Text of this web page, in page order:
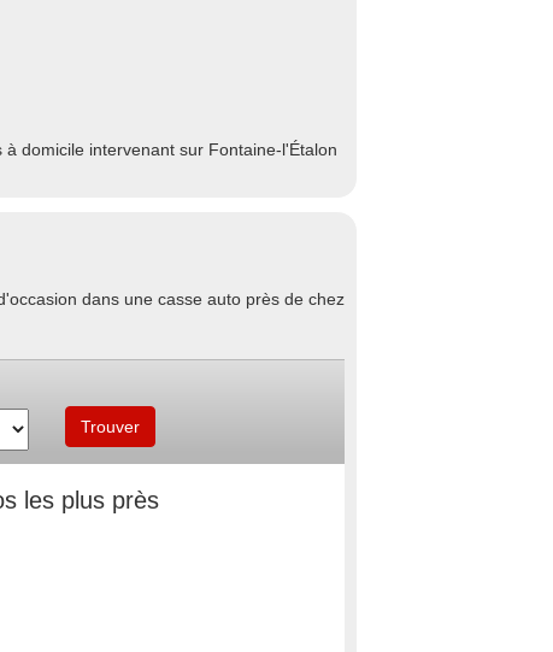
domicile intervenant sur Fontaine-l'Étalon
dans une casse auto près de chez